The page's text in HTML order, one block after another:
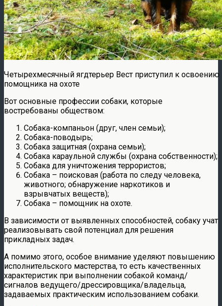
Четырехмесячный ягдтерьер Вест приступил к
помощника на охоте
Вот основные профессии собаки, которые
востребованы обществом:
Собака-компаньон (друг, член семьи);
Собака-поводырь;
Собака защитная (охрана семьи);
Собака караульной службы (охрана собственности);
Собака для уничтожения террористов;
Собака – поисковая (работа по следу человека,
животного; обнаружение наркотиков и
взрывчатых веществ);
Собака – помощник на охоте.
В зависимости от выявленных способностей, собаку учат
реализовывать свой потенциал для решения
прикладных задач.
А помимо этого, особое внимание уделяют повышению
исполнительского мастерства, то есть качественных
характеристик при выполнении собакой команд/
сигналов ведущего/дрессировщика/владельца,
задаваемых практическим использованием собаки.